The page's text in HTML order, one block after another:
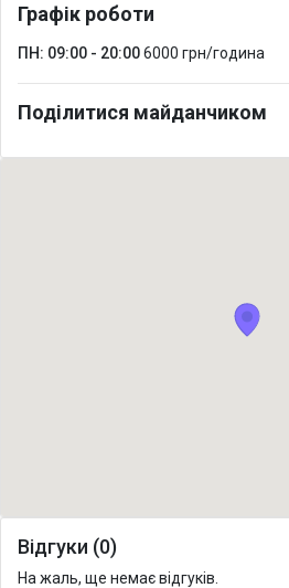
Графік роботи
ПН: 09:00 - 20:006000 грн/година
Поділитися майданчиком
Відгуки (0)
На жаль, ще немає відгуків.